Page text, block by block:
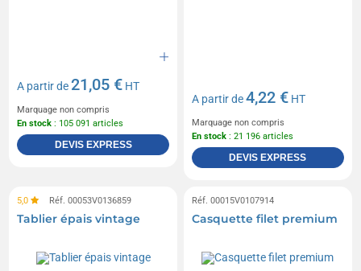
A partir de21,05 € HT
Marquage non compris
En stock : 105 091 articles
DEVIS EXPRESS
A partir de4,22 € HT
Marquage non compris
En stock : 21 196 articles
DEVIS EXPRESS
5,0 Réf. 00053V0136859
Tablier épais vintage
Réf. 00015V0107914
Casquette filet premium